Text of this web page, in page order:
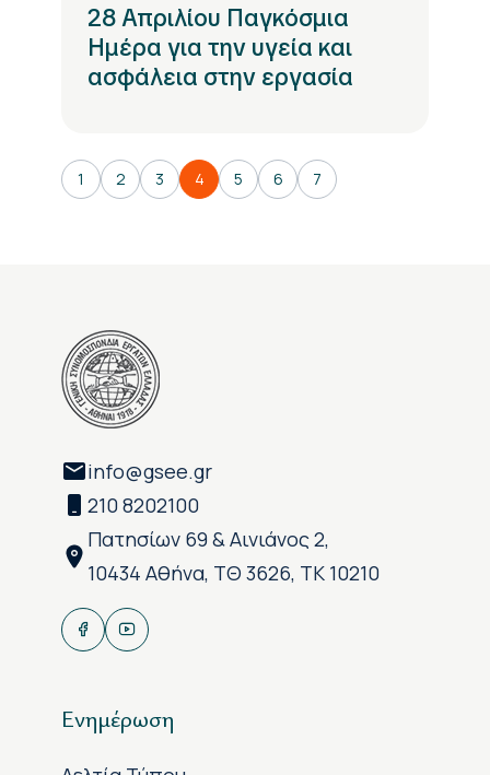
28 Απριλίου Παγκόσμια
Ημέρα για την υγεία και
ασφάλεια στην εργασία
1 2 3 4 5 6 7
info@gsee.gr
210 8202100
Πατησίων 69 & Αινιάνος 2,
10434 Αθήνα, ΤΘ 3626, ΤΚ 10210
Ενημέρωση